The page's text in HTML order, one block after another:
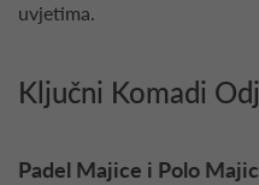
uvjetima.
Ključni Komadi
Padel Majice i Polo